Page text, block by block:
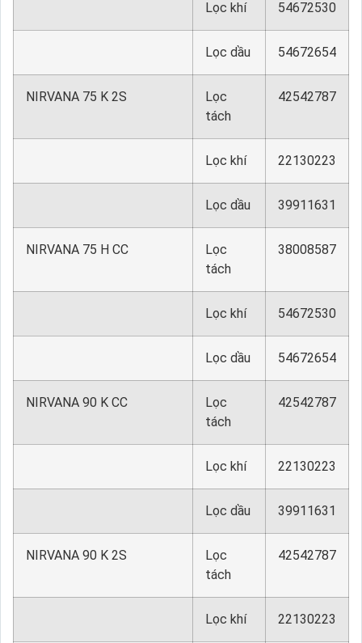
Lọc khí 54672530
Lọc dầu 54672654
NIRVANA 75 K 2S
Lọc
tách
42542787
Lọc khí 22130223
Lọc dầu 39911631
NIRVANA 75 H CC
Lọc
tách
38008587
Lọc khí 54672530
Lọc dầu 54672654
NIRVANA 90 K CC
Lọc
tách
42542787
Lọc khí 22130223
Lọc dầu 39911631
NIRVANA 90 K 2S
Lọc
tách
42542787
Lọc khí 22130223